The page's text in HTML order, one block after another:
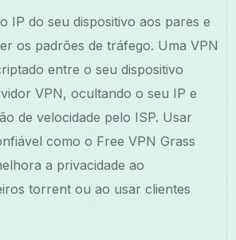
IP do seu dispositivo aos pares e
os padrões de tráfego. Uma VPN
entre o seu dispositivo
VPN, ocultando o seu IP e
de velocidade pelo ISP. Usar
como o Free VPN Grass
a privacidade ao
torrent ou ao usar clientes